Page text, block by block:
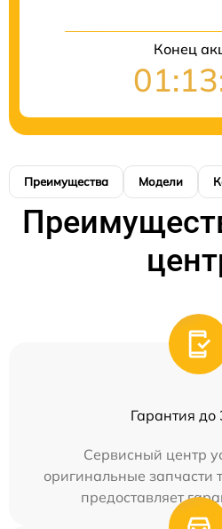
Конец
Преимущества Модели
Гарантия до
Сервисный центр
оригинальные запчасти
предоставляет